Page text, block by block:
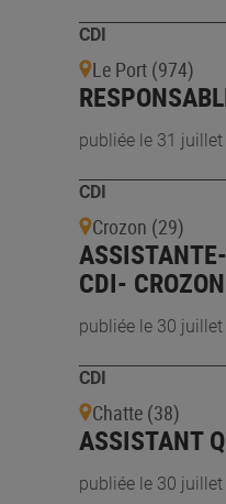
CDI
Le Port (974)
publiée le 31
CDI
Crozon (29)
CDI-
publiée le 30
CDI
Chatte (38)
ASSISTANT
publiée le 30